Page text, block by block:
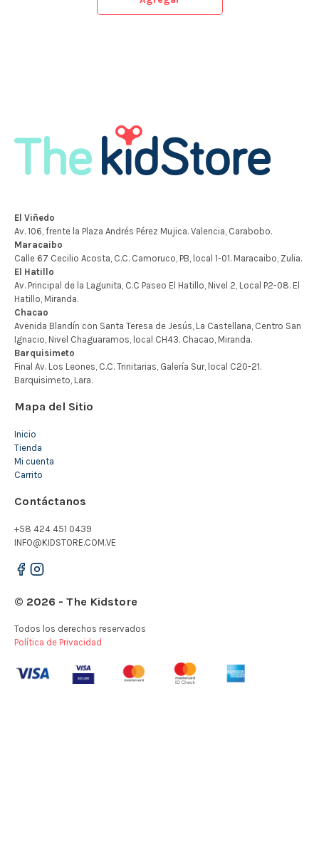
Mapa del Sitio
Inicio
Tienda
Mi cuenta
Carrito
Contáctanos
+58 424 451 0439
INFO@KIDSTORE.COM.VE
© 2026 - The Kidstore
Todos los derechos reservados
Política de Privacidad